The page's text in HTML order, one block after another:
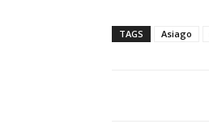
TAGS Asiago